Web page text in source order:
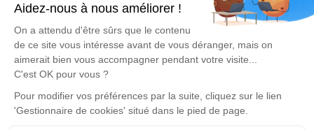
Un service de plantation d’arbre hommage est
disponible ici.
Cérémonie civile